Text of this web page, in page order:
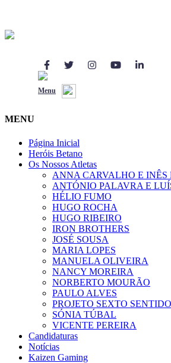
Menu
O programa de
da Betano.pt
Todos os direitos reservados
MENU
Página Inicial
Heróis Betano
Os Nossos Atletas
ANNA CARVALHO E INÊS
ANTÓNIO PALAVRA E
HÉLIO FUMO
HUGO ROCHA
HUGO RIBEIRO
IRON BROTHERS
JOSÉ SOUSA
MARIA LOPES
MANUELA OLIVEIRA
NANCY MOREIRA
NORBERTO MOURÃO
PAULO ALVES
PROJETO SEXTO SENTIDO
SÓNIA TÚBAL
VICENTE PEREIRA
Candidaturas
Notícias
Kaizen Gaming